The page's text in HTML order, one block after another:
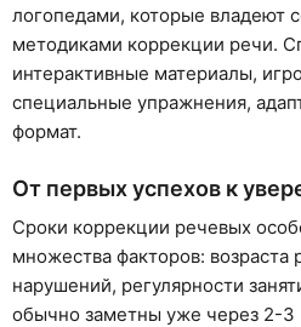
логопедами, которые владеют
методиками коррекции речи.
интерактивные материалы,
специальные упражнения,
формат.
От первых успехов к
Сроки коррекции речевых
множества факторов: возраста
нарушений, регулярности
обычно заметны уже через 2-3